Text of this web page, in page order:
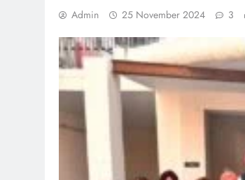
Admin 25 November 2024 3